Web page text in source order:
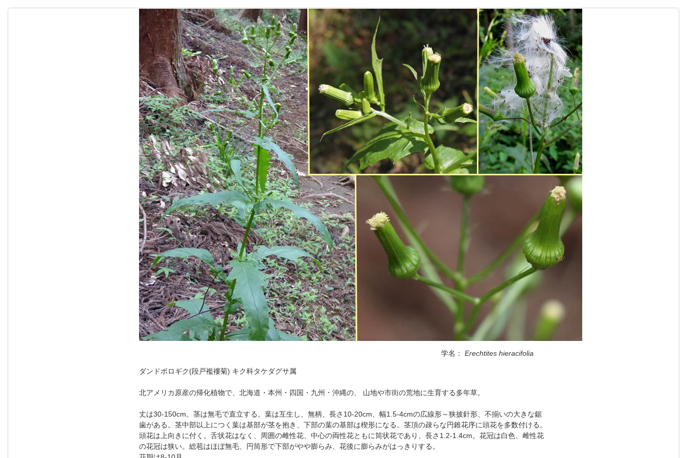
学名： Erechtites hieracifolia
ダンドボロギク(段戸襤褸菊) キク科タケダグサ属
北アメリカ原産の帰化植物で、北海道・本州・四国・九州・沖縄の、 山地や市街の荒地に生育する多年草。
丈は30-150cm。茎は無毛で直立する。葉は互生し、無柄、長さ10-20cm、幅1.5-4cmの広線形～狭披針形、不揃いの大きな鋸
歯がある。茎中部以上につく葉は基部が茎を抱き、下部の葉の基部は楔形になる。茎頂の疎らな円錐花序に頭花を多数付ける。
頭花は上向きに付く。舌状花はなく、周囲の雌性花、中心の両性花ともに筒状花であり、長さ1.2-1.4cm。花冠は白色、雌性花
の花冠は狭い。総苞はほぼ無毛、円筒形で下部がやや膨らみ、花後に膨らみがはっきりする。